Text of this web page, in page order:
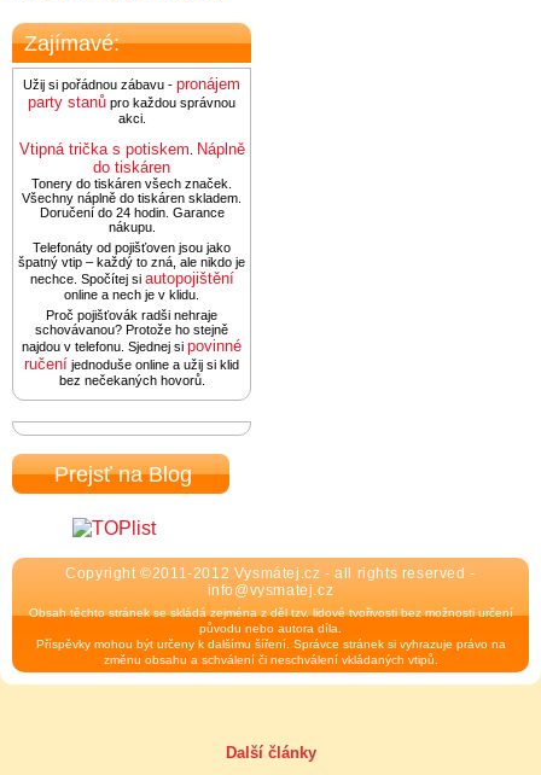
Zajímavé:
Užij si pořádnou zábavu - pronájem
party stanů pro každou správnou
akci.
Vtipná trička s potiskem Náplně
do tiskáren
Tonery do tiskáren všech značek.
Všechny náplně do tiskáren skladem.
Doručení do 24 hodin. Garance
nákupu.
Telefonáty od pojišťoven jsou jako
špatný vtip – každý to zná, ale nikdo je
nechce. Spočítej si autopojištění
online a nech je v klidu.
Proč pojišťovák radši nehraje
schovávanou? Protože ho stejně
najdou v telefonu. Sjednej si povinné
ručení jednoduše online a užij si klid
bez nečekaných hovorů.
Prejsť na Blog
Copyright ©2011-2012 Vysmátej.cz - all rights reserved -
info@vysmatej.cz
Obsah těchto stránek se skládá zejména z děl tzv. lidové tvořivosti bez možnosti určení
původu nebo autora díla.
Příspěvky mohou být určeny k dalšímu šíření. Správce stránek si vyhrazuje právo na
změnu obsahu a schválení či neschválení vkládaných vtipů.
Další články